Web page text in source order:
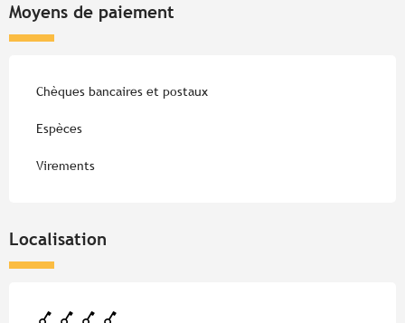
Moyens de paiement
Chèques bancaires et postaux
Espèces
Virements
Localisation